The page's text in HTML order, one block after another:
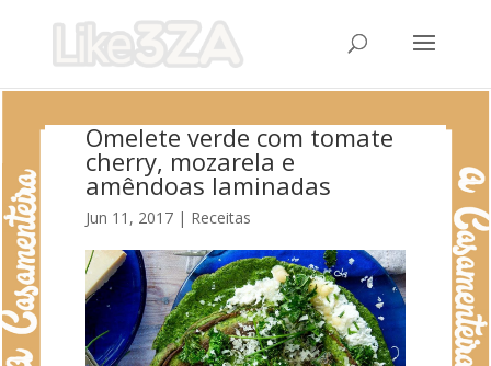
Omelete verde com tomate
cherry, mozarela e
amêndoas laminadas
Jun 11, 2017| Receitas